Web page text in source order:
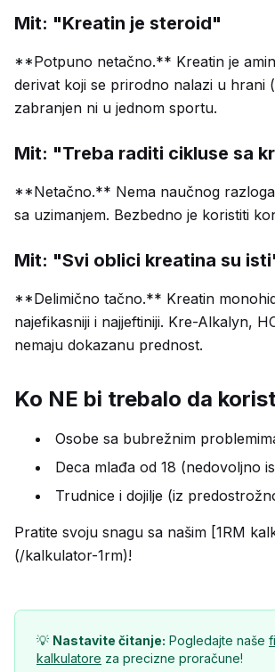
Mit: "Kreatin je steroid"
**Potpuno netačno.** Kreatin je
derivat koji se prirodno nalazi u hrani
zabranjen ni u jednom sportu.
Mit: "Treba raditi cikluse sa
**Netačno.** Nema naučnog
sa uzimanjem. Bezbedno je koristiti
Mit: "Svi oblici kreatina su
**Delimično tačno.** Kreatin
najefikasniji i najjeftiniji. Kre-Alkalyn,
nemaju dokazanu prednost.
Ko NE bi trebalo da
Osobe sa bubrežnim
Deca mlađa od 18 (nedovoljno
Trudnice i dojilje (iz
Pratite svoju snagu sa našim [1RM
(/kalkulator-1rm)!
💡 Nastavite čitanje: Pogledajte naše
kalkulatore za precizne proračune!